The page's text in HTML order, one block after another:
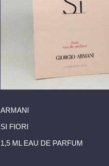
ARMANI
SI FIORI
1,5 ML EAU DE PARFUM